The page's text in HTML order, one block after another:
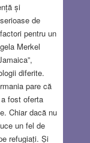
și
de
pentru un
Merkel
diferite.
pare că
fost oferta
Chiar dacă nu
un fel de
refugiați. Și